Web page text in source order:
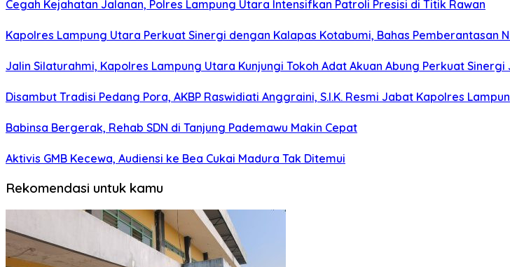
Cegah Kejahatan Jalanan, Polres Lampung Utara Intensifkan Patroli Presisi di Titik Rawan
Kapolres Lampung Utara Perkuat Sinergi dengan Kalapas Kotabumi, Bahas Pemberantasan
Jalin Silaturahmi, Kapolres Lampung Utara Kunjungi Tokoh Adat Akuan Abung Perkuat
Disambut Tradisi Pedang Pora, AKBP Raswidiati Anggraini, S.I.K. Resmi Jabat Kapolres
Babinsa Bergerak, Rehab SDN di Tanjung Pademawu Makin Cepat
Aktivis GMB Kecewa, Audiensi ke Bea Cukai Madura Tak Ditemui
Rekomendasi untuk kamu